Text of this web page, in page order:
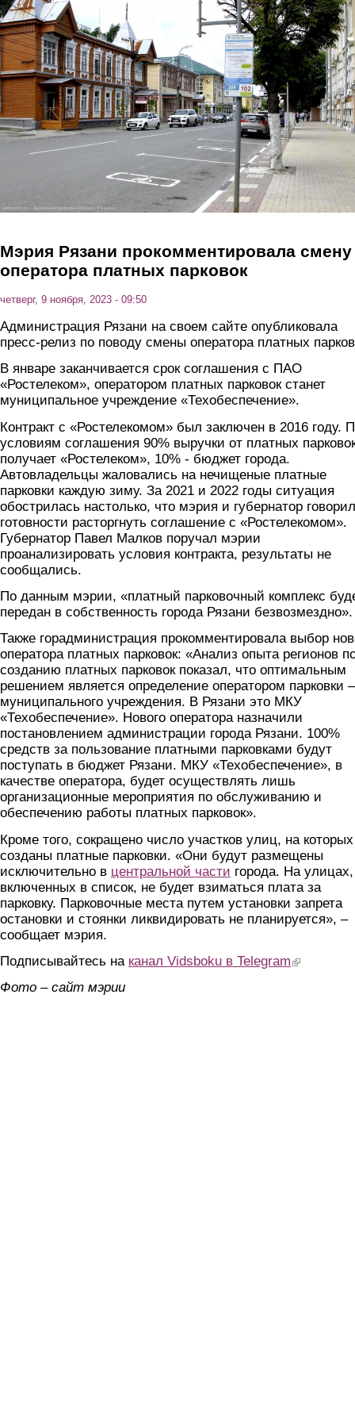
Перейти к основному содержанию
Мэрия Рязани прокомментировала смену
оператора платных парковок
четверг, 9 ноября, 2023 - 09:50
Администрация Рязани на своем сайте опубликовала
пресс-релиз по поводу смены оператора платных
В январе заканчивается срок соглашения с ПАО
«Ростелеком», оператором платных парковок станет
муниципальное учреждение «Техобеспечение».
Контракт с «Ростелекомом» был заключен в 2016 году.
условиям соглашения 90% выручки от платных
получает «Ростелеком», 10% - бюджет города.
Автовладельцы жаловались на нечищеные платные
парковки каждую зиму. За 2021 и 2022 годы ситуация
обострилась настолько, что мэрия и губернатор
готовности расторгнуть соглашение с «Ростелекомом».
Губернатор Павел Малков поручал мэрии
проанализировать условия контракта, результаты не
сообщались.
По данным мэрии, «платный парковочный комплекс
передан в собственность города Рязани безвозмездно».
Также горадминистрация прокомментировала выбор
оператора платных парковок: «Анализ опыта регионов
созданию платных парковок показал, что оптимальным
решением является определение оператором парковки –
муниципального учреждения. В Рязани это МКУ
«Техобеспечение». Нового оператора назначили
постановлением администрации города Рязани. 100%
средств за пользование платными парковками будут
поступать в бюджет Рязани. МКУ «Техобеспечение», в
качестве оператора, будет осуществлять лишь
организационные мероприятия по обслуживанию и
обеспечению работы платных парковок».
Кроме того, сокращено число участков улиц, на которых
созданы платные парковки. «Они будут размещены
исключительно в центральной части города. На
включенных в список, не будет взиматься плата за
парковку. Парковочные места путем установки запрета
остановки и стоянки ликвидировать не планируется», –
сообщает мэрия.
Подписывайтесь на канал Vidsboku в Telegram (link is
Фото – сайт мэрии